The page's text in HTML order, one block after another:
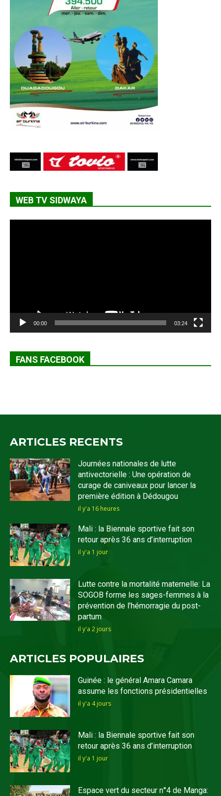
WEB TV SIDWAYA
00:00 03:24
FANS FACEBOOK
ARTICLES RECENTS
Journées nationales de lutte
antivectorielle : Une opération de
curage de caniveaux pour lancer la
première édition à Dédougou
il y'a 16 heures
Mali : la Biennale sportive fait son
retour après 36 ans d’interruption
il y'a 1 jour
Lutte contre la mortalité maternelle: La
SOGOB forme les sages-femmes à la
prévention de l’hémorragie du post-
partum
il y'a 2 jours
ARTICLES POPULAIRES
Guinée : le général Amara Camara
assume les fonctions présidentielles
il y'a 4 jours
Mali : la Biennale sportive fait son
retour après 36 ans d’interruption
il y'a 1 jour
Espace vert du secteur n°4 de Manga: